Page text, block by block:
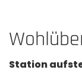
Station